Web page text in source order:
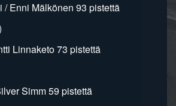
/ Enni Mälkönen 93 pistettä
Linnaketo 73 pistettä
Simm 59 pistettä